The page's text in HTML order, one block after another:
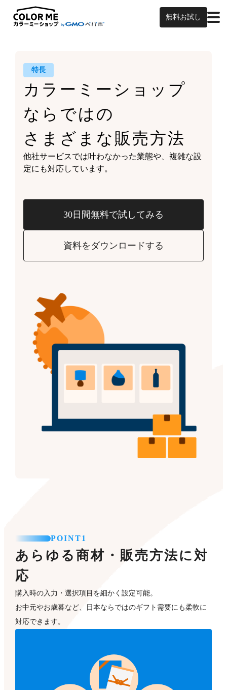
無料お試し
特長
カラーミーショップ
ならではの
さまざまな販売方法
他社サービスでは叶わなかった業態や、複雑な設
定にも対応しています。
30日間無料で試してみる
資料をダウンロードする
POINT1
あらゆる商材・販売方法に対
応
購入時の入力・選択項目を細かく設定可能。
お中元やお歳暮など、日本ならではのギフト需要にも柔軟に
対応できます。